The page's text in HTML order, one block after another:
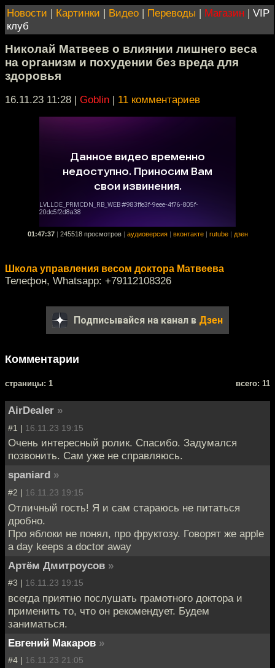
Новости | Картинки | Видео | Переводы | Магазин | VIP
клуб
Николай Матвеев о влиянии лишнего веса
на организм и похудении без вреда для
здоровья
16.11.23 11:28 | Goblin | 11 комментариев
01:47:37 245518 просмотров аудиоверсия вконтакте rutube дзен
Школа управления весом доктора Матвеева
Телефон, Whatsapp: +79112108326
Подписывайся на канал в Дзен
Комментарии
cтраницы: 1 всего: 11
AirDealer »
#1 | 16.11.23 19:15
Очень интересный ролик. Спасибо. Задумался
позвонить. Сам уже не справляюсь.
spaniard »
#2 | 16.11.23 19:15
Отличный гость! Я и сам стараюсь не питаться
дробно.
Про яблоки не понял, про фруктозу. Говорят же apple
a day keeps a doctor away
Артём Дмитроусов »
#3 | 16.11.23 19:15
всегда приятно послушать грамотного доктора и
применить то, что он рекомендует. Будем
заниматься.
Евгений Макаров »
#4 | 16.11.23 21:05